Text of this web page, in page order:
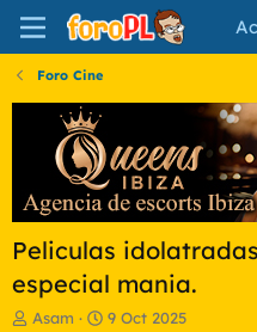
Foro Cine
Peliculas
especial mania.
IAsam
F
9 Oct 2025